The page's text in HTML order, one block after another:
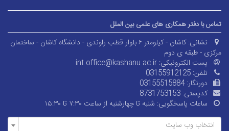
تماس با دفتر همکاری های علمی بین الملل
نشانی:
کاشان - کیلومتر ۶ بلوار قطب راوندی - دانشگاه کاشان - ساختمان
مرکزی - طبقه ی دوم
پست الکترونیکی: int.office@kashanu.ac.ir
تلفن: 03155912125
دورنگار:03155515884
کدپستی: 8731753153
ساعات پاسخگویی: شنبه تا چهارشنبه از ساعت ۷:۳۰ تا ۱۵:۳۰
انتخاب وب سایت